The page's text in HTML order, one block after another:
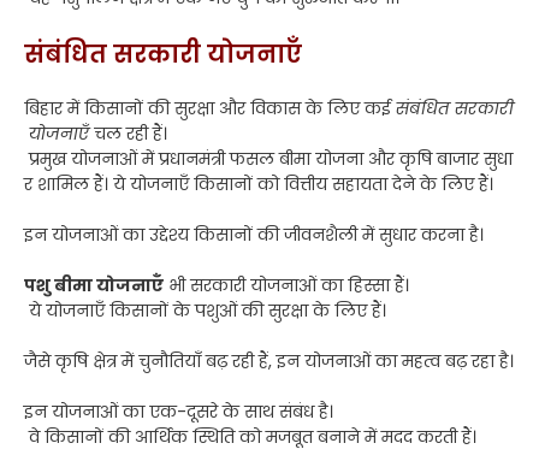
संबंधित सरकारी योजनाएँ
बिहार में किसानों की सुरक्षा और विकास के लिए कईसंबंधित सरकारी
योजनाएँचल रही हैं।
प्रमुख योजनाओं में प्रधानमंत्री फसल बीमा योजना और कृषि बाजार सुधा
र शामिल हैं। ये योजनाएँ किसानों को वित्तीय सहायता देने के लिए हैं।
इन योजनाओं का उद्देश्य किसानों की जीवनशैली में सुधार करना है।
पशु बीमा योजनाएँ भी सरकारी योजनाओं का हिस्सा हैं।
ये योजनाएँ किसानों के पशुओं की सुरक्षा के लिए हैं।
जैसे कृषि क्षेत्र में चुनौतियाँ बढ़ रही हैं, इन योजनाओं का महत्व बढ़ रहा है।
इन योजनाओं का एक-दूसरे के साथ संबंध है।
वे किसानों की आर्थिक स्थिति को मजबूत बनाने में मदद करती हैं।